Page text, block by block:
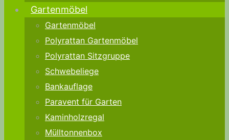
Gartenmöbel
Gartenmöbel
Polyrattan Gartenmöbel
Polyrattan Sitzgruppe
Schwebeliege
Bankauflage
Paravent für Garten
Kaminholzregal
Mülltonnenbox